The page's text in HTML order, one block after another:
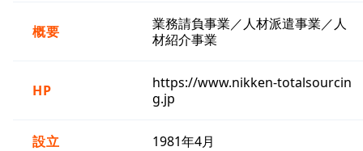
概要
業務請負事業／人材派遣事業／人
材紹介事業
HP
https://www.nikken-totalsourcin
g.jp
設立 1981年4月